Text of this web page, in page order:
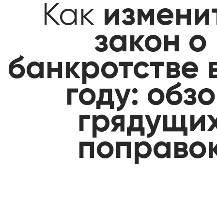
Как
закон о
банкротстве
году: